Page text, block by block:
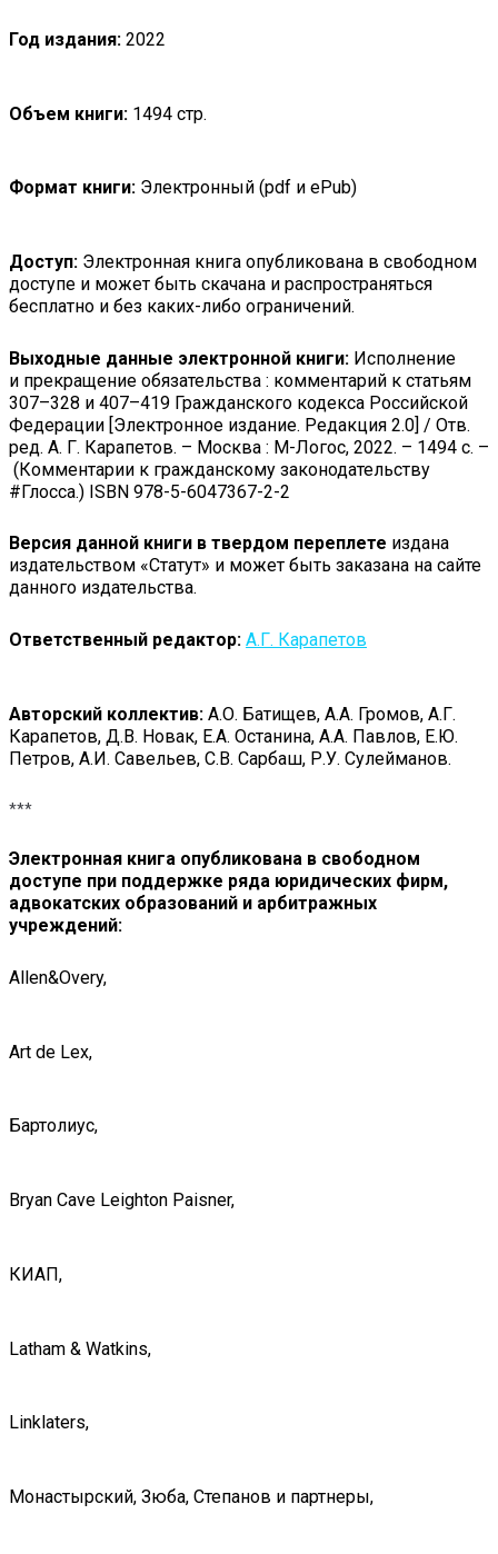
Год издания: 2022
Объем книги: 1494 стр.
Формат книги: Электронный (pdf и ePub)
Доступ: Электронная книга опубликована в свободном
доступе и может быть скачана и распространяться
бесплатно и без каких-либо ограничений.
Выходные данные электронной книги: Исполнение
и прекращение обязательства : комментарий к статьям
307–328 и 407–419 Гражданского кодекса Российской
Федерации [Электронное издание. Редакция 2.0] / Отв.
ред. А. Г. Карапетов. – Москва : М-Логос, 2022. – 1494 с. –
(Комментарии к гражданскому законодательству
#Глосса.) ISBN 978-5-6047367-2-2
Версия данной книги в твердом переплете издана
издательством «Статут» и может быть заказана на сайте
данного издательства.
Ответственный редактор: А.Г. Карапетов
Авторский коллектив: А.О. Батищев, А.А. Громов, А.Г.
Карапетов, Д.В. Новак, Е.А. Останина, А.А. Павлов, Е.Ю.
Петров, А.И. Савельев, С.В. Сарбаш, Р.У. Сулейманов.
***
Электронная книга опубликована в свободном
доступе при поддержке ряда юридических фирм,
адвокатских образований и арбитражных
учреждений:
Allen&Overy,
Art de Lex,
Бартолиус,
Bryan Cave Leighton Paisner,
КИАП,
Latham & Watkins,
Linklaters,
Монастырский, Зюба, Степанов и партнеры,